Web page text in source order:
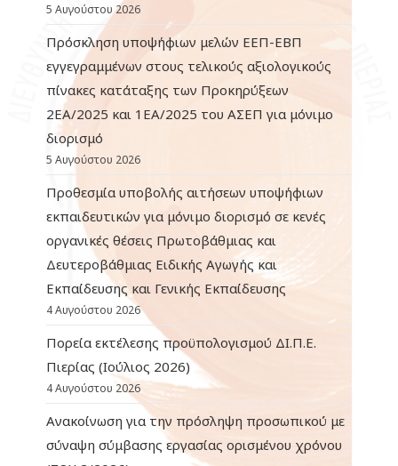
5 Αυγούστου 2026
Πρόσκληση υποψήφιων μελών ΕΕΠ-ΕΒΠ
εγγεγραμμένων στους τελικούς αξιολογικούς
πίνακες κατάταξης των Προκηρύξεων
2ΕΑ/2025 και 1ΕΑ/2025 του ΑΣΕΠ για μόνιμο
διορισμό
5 Αυγούστου 2026
Προθεσμία υποβολής αιτήσεων υποψήφιων
εκπαιδευτικών για μόνιμο διορισμό σε κενές
οργανικές θέσεις Πρωτοβάθμιας και
Δευτεροβάθμιας Ειδικής Αγωγής και
Εκπαίδευσης και Γενικής Εκπαίδευσης
4 Αυγούστου 2026
Πορεία εκτέλεσης προϋπολογισμού ΔΙ.Π.Ε.
Πιερίας (Ιούλιος 2026)
4 Αυγούστου 2026
Ανακοίνωση για την πρόσληψη προσωπικού με
σύναψη σύμβασης εργασίας ορισμένου χρόνου